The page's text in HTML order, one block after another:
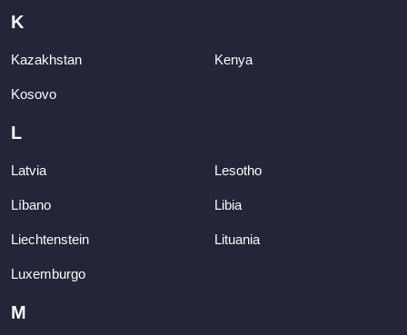
K
Kazakhstan Kenya
Kosovo
L
Latvia Lesotho
Líbano Libia
Liechtenstein Lituania
Luxemburgo
M